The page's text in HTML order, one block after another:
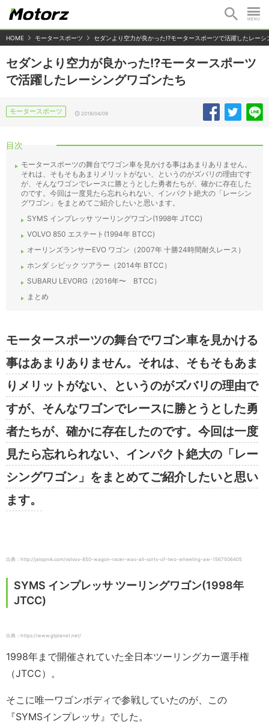
HOME モータースポーツ セダンより空力が良かった!?モータースポーツで活躍したレーシ
セダンより空力が良かった!?モータースポーツ
で活躍したレーシングワゴンたち
モータースポーツ 2019/04/09
目次
モータースポーツの舞台でワゴン車を見かける事はあまりありません。
それは、そもそもあまりメリットがない、というのがズバリの理由です
が、そんなワゴンでレースに勝とうとした勇者たちが、確かに存在した
のです。今回は一度見たら忘れられない、インパクト絶大の「レーシン
グワゴン」をまとめてご紹介したいと思います。
SYMS インプレッサ ツーリングワゴン(1998年 JTCC)
VOLVO 850 エステート(1994年 BTCC)
オーリンズランサーEVO ワゴン（2007年 十勝24時間耐久レース）
ホンダ シビック ツアラー（2014年 BTCC）
SUBARU LEVORG（2016年〜 BTCC）
まとめ
モータースポーツの舞台でワゴン車を見かける
事はあまりありません。それは、そもそもあま
りメリットがない、というのがズバリの理由で
すが、そんなワゴンでレースに勝とうとした勇
者たちが、確かに存在したのです。今回は一度
見たら忘れられない、インパクト絶大の「レー
シングワゴン」をまとめてご紹介したいと思い
ます。
出典：http://jalopnik.com/volvos-850-wagon-racer-was-all-sorts-of-two-wheeling-aw-1567506405
SYMS インプレッサ ツーリングワゴン(1998年
JTCC)
出典：https://www.gtplanet.net/
1998年まで開催されていた全日本ツーリングカー選手権
（JTCC）。
そこに唯一ワゴンボディで参戦していたのが、この
『SYMSインプレッサ』でした。